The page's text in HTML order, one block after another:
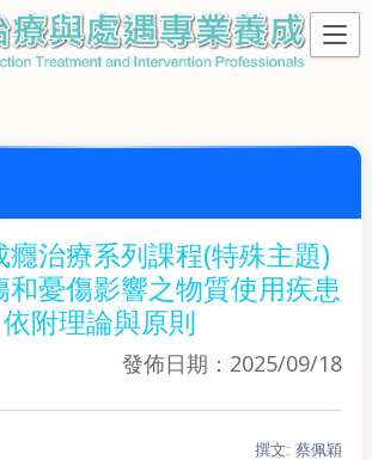
癮治療系列課程(特殊主題)
和憂傷影響之物質使用疾患
附理論與原則
發佈日期：2025/09/18
撰文: 蔡佩穎